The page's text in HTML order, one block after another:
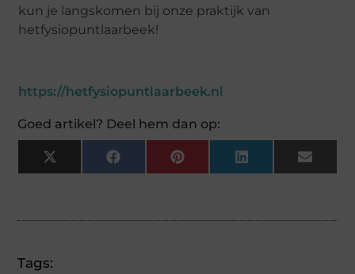
kun je langskomen bij onze praktijk van
hetfysiopuntlaarbeek!
https://hetfysiopuntlaarbeek.nl
Goed artikel? Deel hem dan op:
X
(Twitter)
FacebookPinterestLinkedInEmail
Tags: